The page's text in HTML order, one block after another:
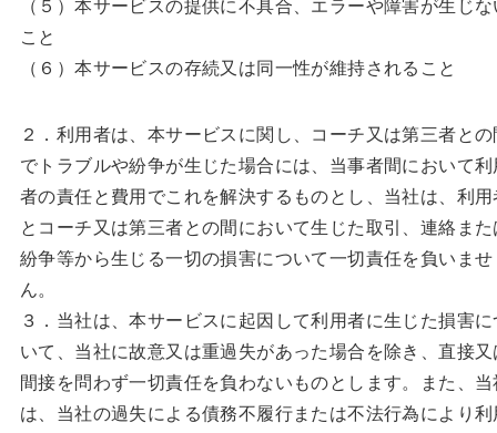
こと
（６）本サービスの存続又は同一性が維持されること
２．利用者は、本サービスに関し、コーチ又は第三者と
でトラブルや紛争が生じた場合には、当事者間において
者の責任と費用でこれを解決するものとし、当社は、利
とコーチ又は第三者との間において生じた取引、連絡ま
紛争等から生じる一切の損害について一切責任を負いませ
ん。
３．当社は、本サービスに起因して利用者に生じた損害
いて、当社に故意又は重過失があった場合を除き、直接
間接を問わず一切責任を負わないものとします。また、
は、当社の過失による債務不履行または不法行為により